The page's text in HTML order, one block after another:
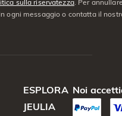
sulla riservatezza. Per
ogni messaggio o contatta il
ESPLORA
JEULIA
Noi